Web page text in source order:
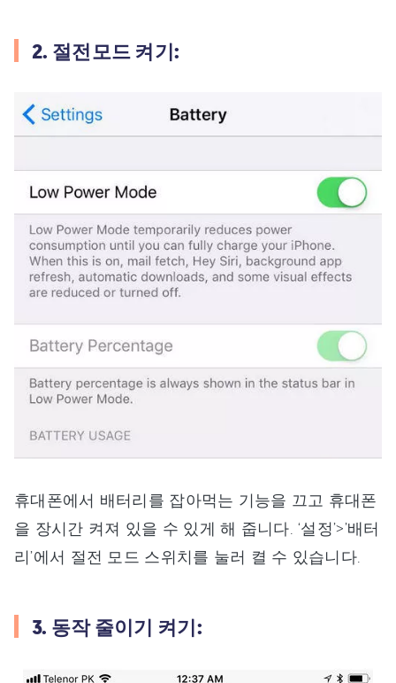
2. 절전모드 켜기:
휴대폰에서 배터리를 잡아먹는 기능을 끄고 휴대폰
을 장시간 켜져 있을 수 있게 해 줍니다. ‘설정’>’배터
리’에서 절전 모드 스위치를 눌러 켤 수 있습니다.
3. 동작 줄이기 켜기: